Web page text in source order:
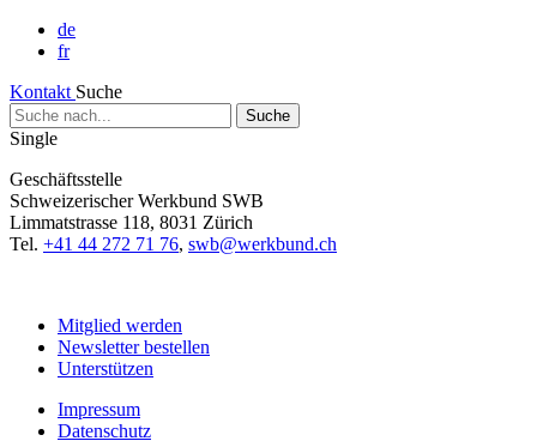
de
fr
Kontakt Suche
Suche
nach...
Single
Geschäftsstelle
Schweizerischer Werkbund SWB
Limmatstrasse 118, 8031 Zürich
Tel. +41 44 272 71 76, swb@werkbund.ch
Mitglied werden
Newsletter bestellen
Unterstützen
Impressum
Datenschutz